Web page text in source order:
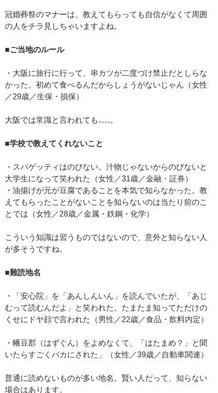
冠婚葬祭のマナーは、教えてもらっても自信がなくて周囲
の人をチラ見しちゃいますよね。
■ご当地のルール
・大阪に旅行に行って、串カツが二度づけ禁止だとしらな
かった。初めて食べるんだからしょうがないじゃん（女性
／29歳／生保・損保）
大阪では常識と言われても......。
■学校で教えてくれないこと
・スパゲッティはのびない。汁物じゃないからのびないと
大学生になって笑われた（女性／31歳／金融・証券）
・油揚げが元が豆腐であることを本気で知らなかった。教
えてもらったことがないことを知らないのは当たり前のこ
とでは（女性／28歳／金属・鉄鋼・化学）
こういう知識は習うものではないので、意外と知らない人
が多そうですね。
■難読地名
・「安心院」を「あんしんいん」を読んでいたが、「あじ
むって読むんだよ」と笑われた。たまたま知ってただけの
くせにドヤ顔で言われた（男性／22歳／食品・飲料内定）
・幡豆郡（はずぐん）をよめなくて、「はたまめ？」と聞
いたらすごくバカにされた」（女性／39歳／自動車関連）
普通に読めないものが多い地名。賢い人だって、知らない
場合はあります。